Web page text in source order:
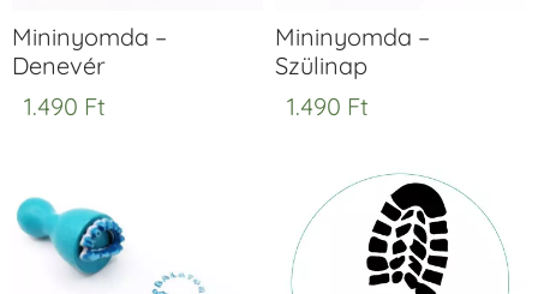
Mininyomda –
Denevér
1.490 Ft
Mininyomda –
Szülinap
1.490 Ft